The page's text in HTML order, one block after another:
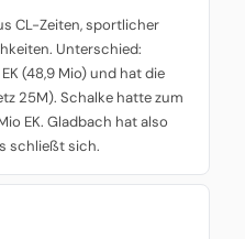
CL-Zeiten, sportlicher
Unterschied:
(48,9 Mio) und hat die
25M). Schalke hatte zum
EK. Gladbach hat also
schließt sich.